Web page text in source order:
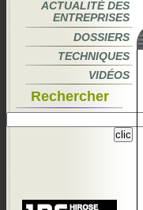
ACTUALITÉ DES
ENTREPRISES
DOSSIERS
TECHNIQUES
VIDÉOS
Rechercher